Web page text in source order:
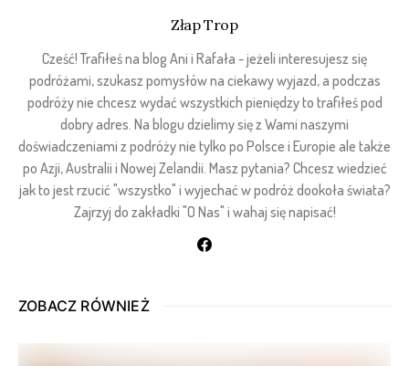
Złap Trop
Cześć! Trafiłeś na blog Ani i Rafała - jeżeli interesujesz się
podróżami, szukasz pomysłów na ciekawy wyjazd, a podczas
podróży nie chcesz wydać wszystkich pieniędzy to trafiłeś pod
dobry adres. Na blogu dzielimy się z Wami naszymi
doświadczeniami z podróży nie tylko po Polsce i Europie ale także
po Azji, Australii i Nowej Zelandii. Masz pytania? Chcesz wiedzieć
jak to jest rzucić "wszystko" i wyjechać w podróż dookoła świata?
Zajrzyj do zakładki "O Nas" i wahaj się napisać!
ZOBACZ RÓWNIEŻ